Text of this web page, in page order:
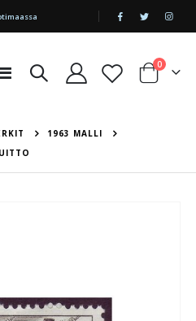
|
Toggle
Cart
0tuotetta
1963 MALLI